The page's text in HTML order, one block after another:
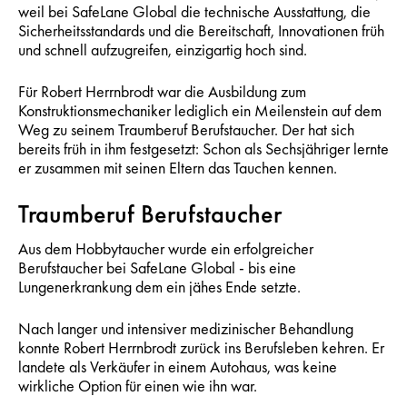
weil bei SafeLane Global die technische Ausstattung, die
Sicherheitsstandards und die Bereitschaft, Innovationen früh
und schnell aufzugreifen, einzigartig hoch sind.
Für Robert Herrnbrodt war die Ausbildung zum
Konstruktionsmechaniker lediglich ein Meilenstein auf dem
Weg zu seinem Traumberuf Berufstaucher. Der hat sich
bereits früh in ihm festgesetzt: Schon als Sechsjähriger lernte
er zusammen mit seinen Eltern das Tauchen kennen.
Traumberuf Berufstaucher
Aus dem Hobbytaucher wurde ein erfolgreicher
Berufstaucher bei SafeLane Global - bis eine
Lungenerkrankung dem ein jähes Ende setzte.
Nach langer und intensiver medizinischer Behandlung
konnte Robert Herrnbrodt zurück ins Berufsleben kehren. Er
landete als Verkäufer in einem Autohaus, was keine
wirkliche Option für einen wie ihn war.